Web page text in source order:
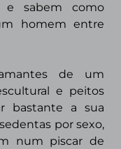
e sabem como
homem entre
de um
e peitos
bastante a sua
por sexo,
num piscar de